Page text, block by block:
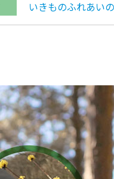
いきものふれあい